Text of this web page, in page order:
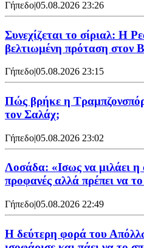
Γήπεδο|05.08.2026 23:26
Συνεχίζεται το σίριαλ: Η
βελτιωμένη πρόταση στον
Γήπεδο|05.08.2026 23:15
Πώς βρήκε η
τον Σαλάχ;
Γήπεδο|05.08.2026 23:02
Λοσάδα: «Ισως να μιλάει η
προφανές αλλά πρέπει να
Γήπεδο|05.08.2026 22:49
Η δεύτερη φορά του